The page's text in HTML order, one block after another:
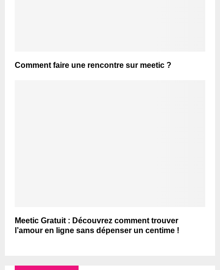
Comment faire une rencontre sur meetic ?
Meetic Gratuit : Découvrez comment trouver
l’amour en ligne sans dépenser un centime !